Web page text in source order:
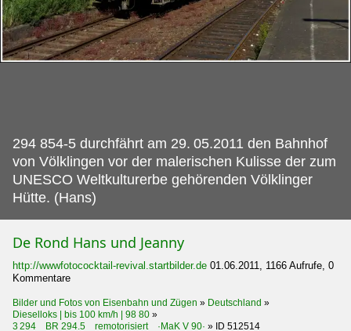
294 854-5 durchfährt am 29. 05.2011 den Bahnhof
von Völklingen vor der malerischen Kulisse der zum
UNESCO Weltkulturerbe gehörenden Völklinger
Hütte. (Hans)
De Rond Hans und Jeanny
http://wwwfotococktail-revival.startbilder.de 01.06.2011, 1166 Aufrufe, 0
Kommentare
Bilder und Fotos von Eisenbahn und Zügen » Deutschland »
Dieselloks | bis 100 km/h | 98 80 »
3 294 BR 294.5 remotorisiert ·MaK V 90· » ID 512514